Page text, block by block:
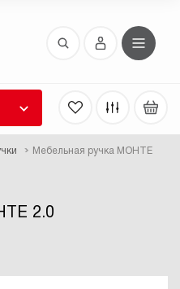
Мебельная ручка МОНТЕ
2.0